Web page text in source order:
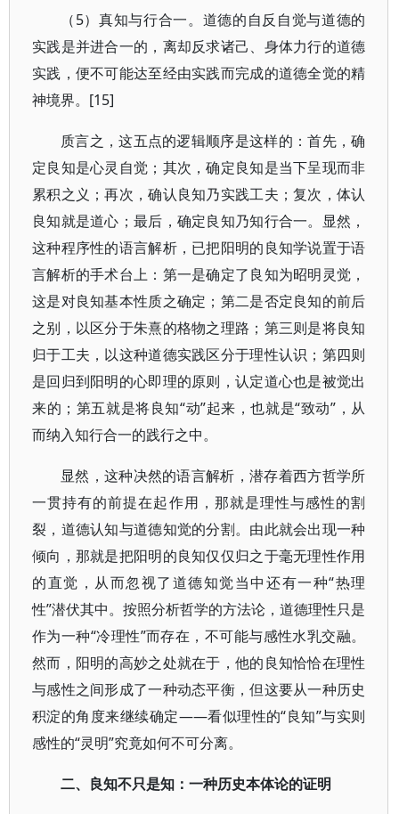
（5）真知与行合一。道德的自反自觉与道德的
实践是并进合一的，离却反求诸己、身体力行的道德
实践，便不可能达至经由实践而完成的道德全觉的精
神境界。[15]
质言之，这五点的逻辑顺序是这样的：首先，确
定良知是心灵自觉；其次，确定良知是当下呈现而非
累积之义；再次，确认良知乃实践工夫；复次，体认
良知就是道心；最后，确定良知乃知行合一。显然，
这种程序性的语言解析，已把阳明的良知学说置于语
言解析的手术台上：第一是确定了良知为昭明灵觉，
这是对良知基本性质之确定；第二是否定良知的前后
之别，以区分于朱熹的格物之理路；第三则是将良知
归于工夫，以这种道德实践区分于理性认识；第四则
是回归到阳明的心即理的原则，认定道心也是被觉出
来的；第五就是将良知“动”起来，也就是“致动”，从
而纳入知行合一的践行之中。
显然，这种决然的语言解析，潜存着西方哲学所
一贯持有的前提在起作用，那就是理性与感性的割
裂，道德认知与道德知觉的分割。由此就会出现一种
倾向，那就是把阳明的良知仅仅归之于毫无理性作用
的直觉，从而忽视了道德知觉当中还有一种“热理
性”潜伏其中。按照分析哲学的方法论，道德理性只是
作为一种“冷理性”而存在，不可能与感性水乳交融。
然而，阳明的高妙之处就在于，他的良知恰恰在理性
与感性之间形成了一种动态平衡，但这要从一种历史
积淀的角度来继续确定——看似理性的“良知”与实则
感性的“灵明”究竟如何不可分离。
二、良知不只是知：一种历史本体论的证明